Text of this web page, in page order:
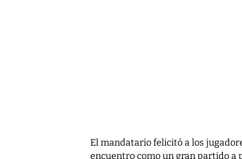
El mandatario felicitó a los
encuentro como un gran partido a